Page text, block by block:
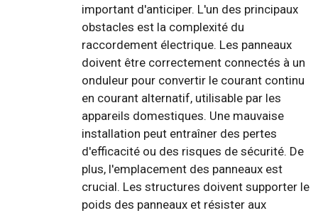
important d'anticiper. L'un des principaux
obstacles est la complexité du
raccordement électrique. Les panneaux
doivent être correctement connectés à un
onduleur pour convertir le courant continu
en courant alternatif, utilisable par les
appareils domestiques. Une mauvaise
installation peut entraîner des pertes
d'efficacité ou des risques de sécurité. De
plus, l'emplacement des panneaux est
crucial. Les structures doivent supporter le
poids des panneaux et résister aux